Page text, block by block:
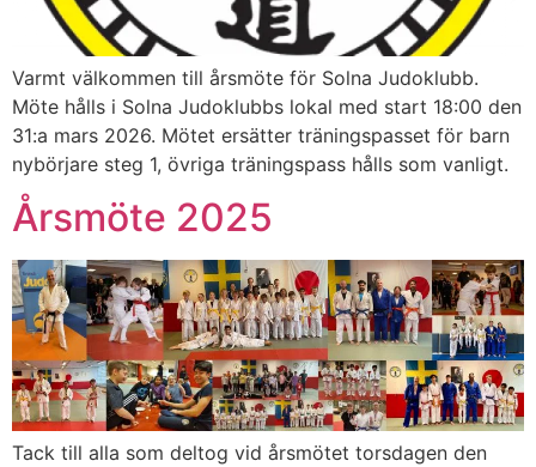
Varmt välkommen till årsmöte för Solna Judoklubb.
Möte hålls i Solna Judoklubbs lokal med start 18:00 den
31:a mars 2026. Mötet ersätter träningspasset för barn
nybörjare steg 1, övriga träningspass hålls som vanligt.
Årsmöte 2025
Tack till alla som deltog vid årsmötet torsdagen den